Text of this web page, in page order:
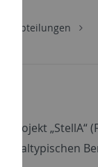
Abteilungen
Projekt „StellA“
idealtypischen